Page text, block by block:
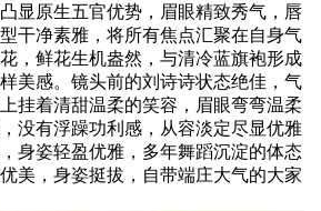
显原生五官优势，眉眼精致秀气，唇
干净素雅，将所有焦点汇聚在自身气
，鲜花生机盎然，与清冷蓝旗袍形成
美感。镜头前的刘诗诗状态绝佳，气
挂着清甜温柔的笑容，眉眼弯弯温柔
没有浮躁功利感，从容淡定尽显优雅
身姿轻盈优雅，多年舞蹈沉淀的体态
美，身姿挺拔，自带端庄大气的大家